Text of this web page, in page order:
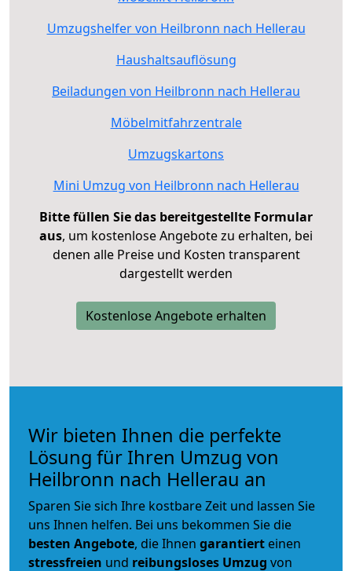
Umzugshelfer von Heilbronn nach Hellerau
Haushaltsauflösung
Beiladungen von Heilbronn nach Hellerau
Möbelmitfahrzentrale
Umzugskartons
Mini Umzug von Heilbronn nach Hellerau
Bitte füllen Sie das bereitgestellte Formular
aus, um kostenlose Angebote zu erhalten, bei
denen alle Preise und Kosten transparent
dargestellt werden
Kostenlose Angebote erhalten
Wir bieten Ihnen die perfekte
Lösung für Ihren Umzug von
Heilbronn nach Hellerau an
Sparen Sie sich Ihre kostbare Zeit und lassen Sie
uns Ihnen helfen. Bei uns bekommen Sie die
besten Angebote, die Ihnen garantiert einen
stressfreien und reibungsloses Umzug von